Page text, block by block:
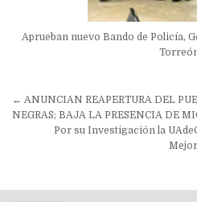
Aprueban nuevo Bando de Policía,
Navegación
de
entradas
← ANUNCIAN REAPERTURA DEL
NEGRAS; BAJA LA PRESENCIA DE
Por su Investigación la